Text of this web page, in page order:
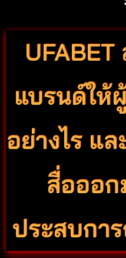
แบรนด์ให้
อย่างไร แ
สื่อออก
ประสบกา